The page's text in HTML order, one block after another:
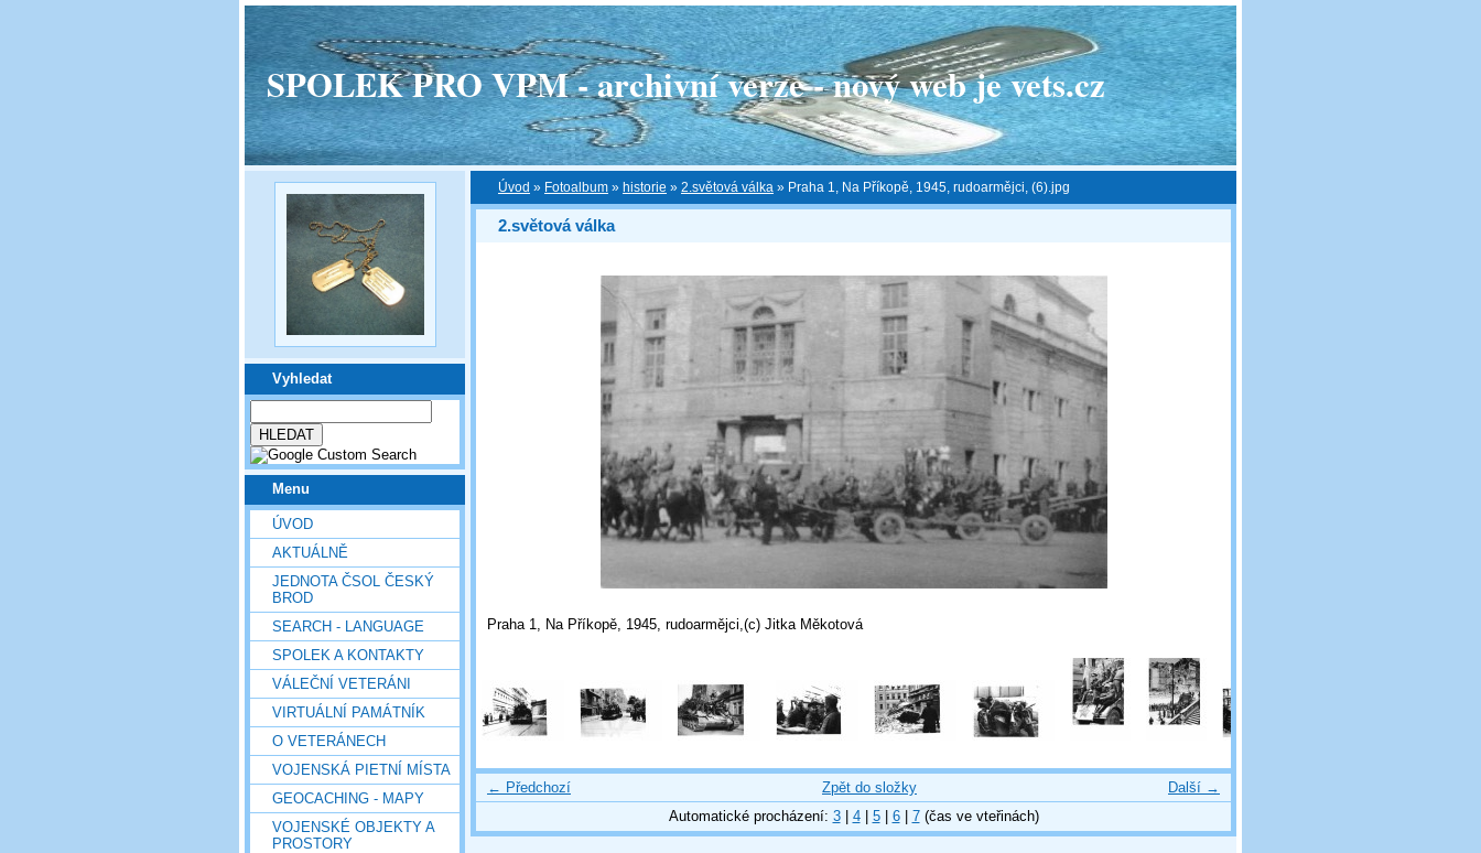
SPOLEK PRO VPM - archivní verze - nový web je vets.cz
Vyhledat
Menu
ÚVOD
AKTUÁLNĚ
JEDNOTA ČSOL ČESKÝ
BROD
SEARCH - LANGUAGE
SPOLEK A KONTAKTY
VÁLEČNÍ VETERÁNI
VIRTUÁLNÍ PAMÁTNÍK
O VETERÁNECH
VOJENSKÁ PIETNÍ MÍSTA
GEOCACHING - MAPY
VOJENSKÉ OBJEKTY A
PROSTORY
Úvod » Fotoalbum » historie » 2.světová válka » Praha 1, Na Příkopě, 1945, rudoarmějci, (6).jpg
2.světová válka
Praha 1, Na Příkopě, 1945, rudoarmějci,(c) Jitka Měkotová
← Předchozí Další →
Zpět do složky
Automatické procházení: 3| 4| 5| 6| 7(čas ve vteřinách)